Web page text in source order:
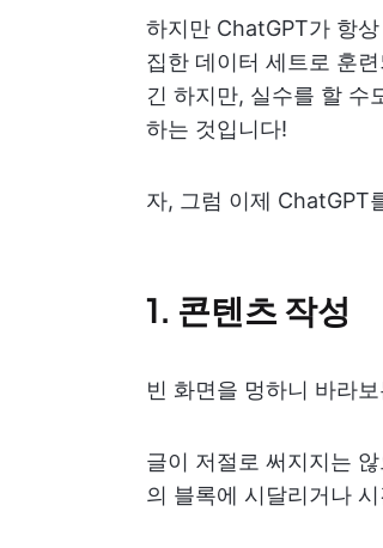
하지만 ChatGPT가 항
집한 데이터 세트로 훈
긴 하지만, 실수를 할 수
하는 것입니다!
자, 그럼 이제 ChatGPT
1. 콘텐츠 작성
빈 화면을 멍하니 바라
글이 저절로 써지지는
의 블록에 시달리거나